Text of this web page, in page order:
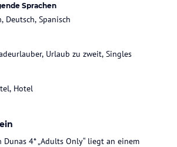
Sprachen
Deutsch, Spanisch
Urlaub zu zweit, Singles
Hotel
Dunas 4* „Adults Only“ liegt an einem